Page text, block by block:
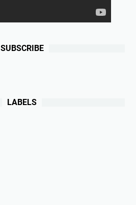
SUBSCRIBE
LABELS